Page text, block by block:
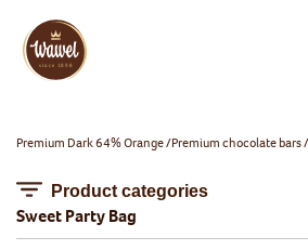
Premium Dark 64% Orange Premium chocolate bars
Product categories
Sweet Party Bag